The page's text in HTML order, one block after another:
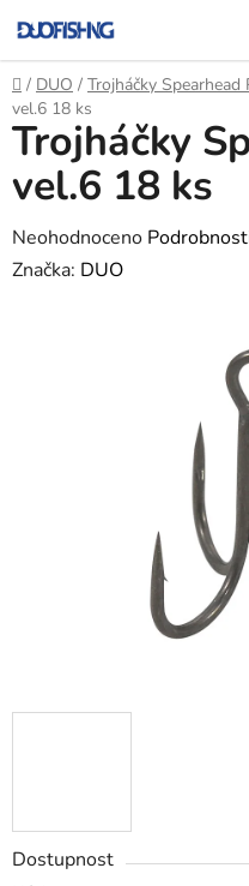
na
obsah
Domů
/ DUO / Trojháčky Spearhead
vel.6 18 ks
Dostupnost
Trojháčky
vel.6 18 ks
Průměrné
hodnocení
Neohodnoceno
Značka: DUO